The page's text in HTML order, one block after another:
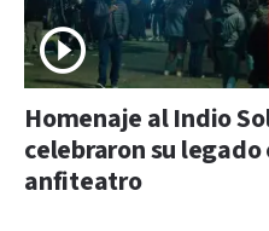
Homenaje al Indio
celebraron su
anfiteatro